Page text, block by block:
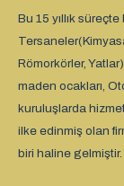
Bu 15 yıllık
Römorkörler,
maden ocakları,
kuruluşlarda
ilke edinmiş olan
biri haline gelmiştir.